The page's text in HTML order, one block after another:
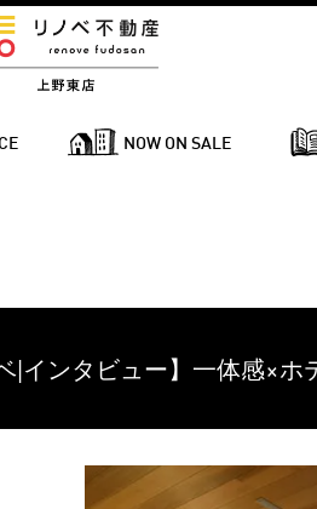
NOW ON SALE
|インタビュー】一体感×